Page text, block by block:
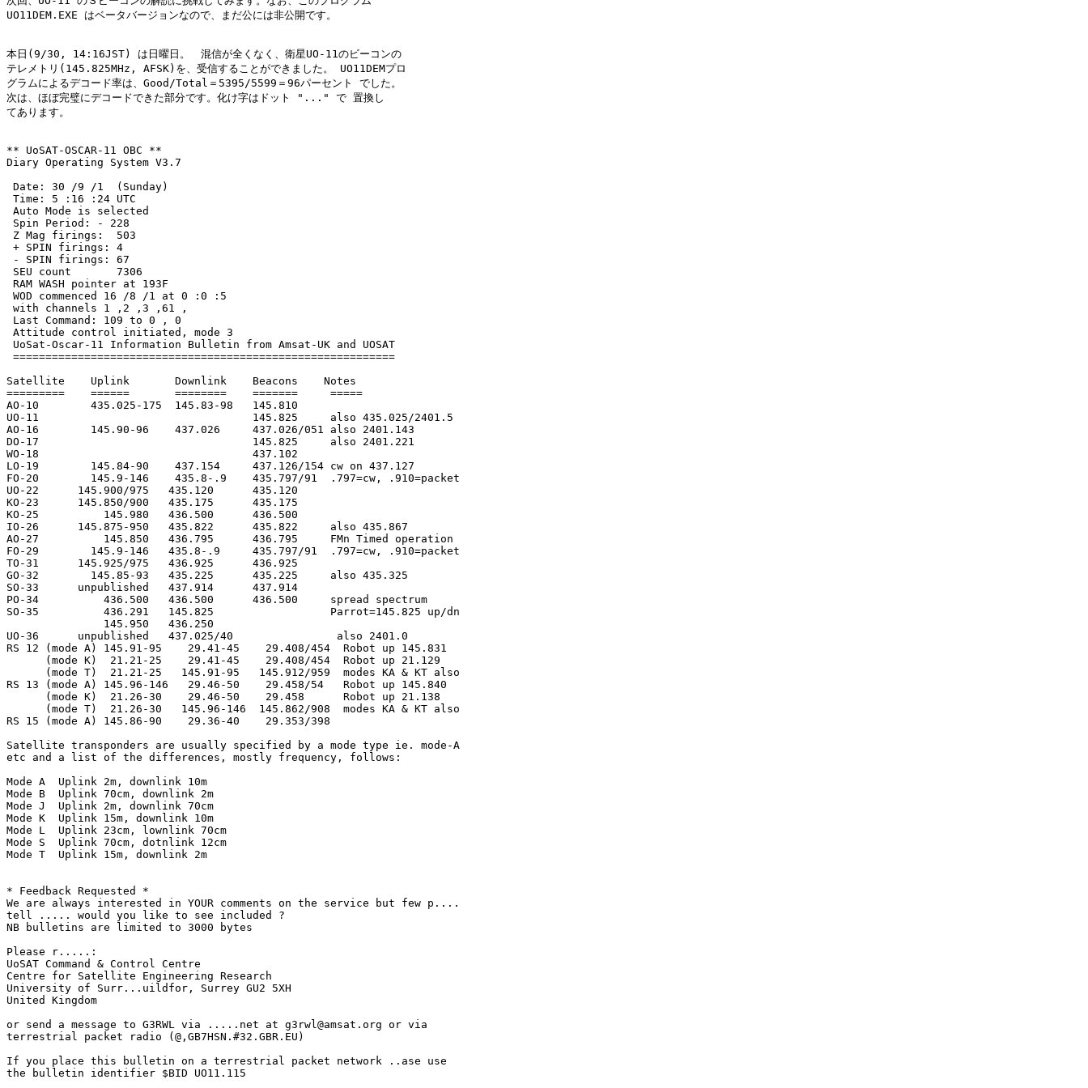
UO11DEM.EXE はベータバージョンなので、まだ公には非公開です。
本日(9/30, 14:16JST) は日曜日。　混信が全くなく、衛星UO-11のビーコンの
テレメトリ(145.825MHz, AFSK)を、受信することができました。 UO11DEMプロ
グラムによるデコード率は、Good/Total＝5395/5599＝96パーセント でした。
次は、ほぼ完璧にデコードできた部分です。化け字はドット "..." で 置換し
てあります。
** UoSAT-OSCAR-11 OBC **
Diary Operating System V3.7
Date: 30 /9 /1  (Sunday)
Time: 5 :16 :24 UTC
Auto Mode is selected
Spin Period: - 228
Z Mag firings:  503
+ SPIN firings: 4
- SPIN firings: 67
SEU count       7306
RAM WASH pointer at 193F
WOD commenced 16 /8 /1 at 0 :0 :5
with channels 1 ,2 ,3 ,61 ,
Last Command: 109 to 0 , 0
Attitude control initiated, mode 3
UoSat-Oscar-11 Information Bulletin from Amsat-UK and UOSAT
===========================================================
Satellite    Uplink       Downlink    Beacons    Notes
=========    ======       ========    =======     =====
AO-10        435.025-175  145.83-98   145.810
UO-11                                 145.825     also 435.025/2401.5
AO-16        145.90-96    437.026     437.026/051 also 2401.143
DO-17                                 145.825     also 2401.221
WO-18                                 437.102
LO-19        145.84-90    437.154     437.126/154 cw on 437.127
FO-20        145.9-146    435.8-.9    435.797/91  .797=cw, .910=packet
UO-22      145.900/975   435.120      435.120
KO-23      145.850/900   435.175      435.175
KO-25          145.980   436.500      436.500
IO-26      145.875-950   435.822      435.822     also 435.867
AO-27          145.850   436.795      436.795     FMn Timed operation
FO-29        145.9-146   435.8-.9     435.797/91  .797=cw, .910=packet
TO-31      145.925/975   436.925      436.925
GO-32        145.85-93   435.225      435.225     also 435.325
SO-33      unpublished   437.914      437.914
PO-34          436.500   436.500      436.500     spread spectrum
SO-35          436.291   145.825                  Parrot=145.825 up/dn
               145.950   436.250
UO-36      unpublished   437.025/40                also 2401.0
RS 12 (mode A) 145.91-95    29.41-45    29.408/454  Robot up 145.831
      (mode K)  21.21-25    29.41-45    29.408/454  Robot up 21.129
      (mode T)  21.21-25   145.91-95   145.912/959  modes KA & KT also
RS 13 (mode A) 145.96-146   29.46-50    29.458/54   Robot up 145.840
      (mode K)  21.26-30    29.46-50    29.458      Robot up 21.138
      (mode T)  21.26-30   145.96-146  145.862/908  modes KA & KT also
RS 15 (mode A) 145.86-90    29.36-40    29.353/398
Satellite transponders are usually specified by a mode type ie. mode-A
etc and a list of the differences, mostly frequency, follows:
Mode A  Uplink 2m, downlink 10m
Mode B  Uplink 70cm, downlink 2m
Mode J  Uplink 2m, downlink 70cm
Mode K  Uplink 15m, downlink 10m
Mode L  Uplink 23cm, lownlink 70cm
Mode S  Uplink 70cm, dotnlink 12cm
Mode T  Uplink 15m, downlink 2m
* Feedback Requested *
We are always interested in YOUR comments on the service but few p....
tell ..... would you like to see included ?
NB bulletins are limited to 3000 bytes
Please r.....:
UoSAT Command & Control Centre
Centre for Satellite Engineering Research
University of Surr...uildfor, Surrey GU2 5XH
United Kingdom
or send a message to G3RWL via .....net at g3rwl@amsat.org or via
terrestrial packet radio (@,GB7HSN.#32.GBR.EU)
If you place this bulletin on a terrestrial packet network ..ase use
the bulletin identifier $BID UO11.115